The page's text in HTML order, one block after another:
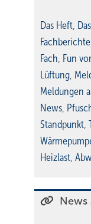
Das Heft,
Fachberichte
Fach, Fun
Lüftung,
Meldungen
News,
Standpunkt,
Heizlast,
News